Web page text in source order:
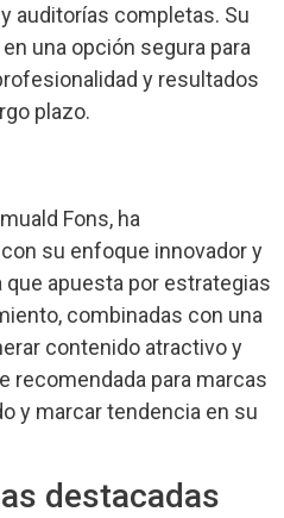
auditorías completas. Su
una opción segura para
y resultados
plazo.
Fons, ha
su enfoque innovador y
que apuesta por estrategias
combinadas con una
contenido atractivo y
recomendada para marcas
y marcar tendencia en su
destacadas